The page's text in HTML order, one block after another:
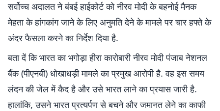
सर्वोच्च अदालत ने बंबई हाईकोर्ट को नीरव मोदी के बहनोई मैनक
मेहता के हांगकांग जाने के लिए अनुमति देने के मामले पर चार हफ्ते के
अंदर फैसला करने का निर्देश दिया है.
बता दें कि भारत का भगोड़ा हीरा कारोबारी नीरव मोदी पंजाब नेशनल
बैंक (पीएनबी) धोखाधड़ी मामले का प्रमुख आरोपी है. वह इस समय
लंदन की जेल में कैद है और उसे भारत लाने का प्रयास जारी है.
हालांकि, उसने भारत प्रत्यर्पण से बचने और जमानत लेने का काफी